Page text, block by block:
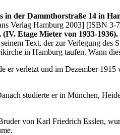
in der Dammthorstraße 14 in
Verlag Hamburg 2003] [ISBN 3-
Etage Mieter von 1933-1936).
Text, der zur Verlegung des
in Hamburg taufen. Wann
verletzt und im Dezember
studierte er in München,
von Karl Friedrich Esslen,